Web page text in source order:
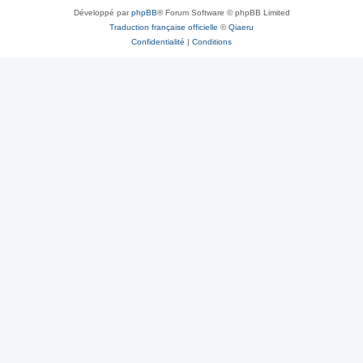
Développé parphpBB® Forum Software © phpBB Limited
Traduction française officielle ©Qiaeru
Confidentialité | Conditions